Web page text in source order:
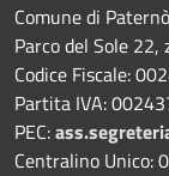
Comune di Paternò
Parco del Sole
Codice Fiscale:
Partita IVA:
PEC:
Centralino Unico: